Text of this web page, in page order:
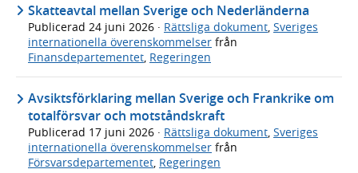
Skatteavtal mellan Sverige och Nederländerna
Publicerad 24 juni 2026 · Rättsliga dokument, Sveriges
internationella överenskommelser från
Finansdepartementet, Regeringen
Avsiktsförklaring mellan Sverige och Frankrike om
totalförsvar och motståndskraft
Publicerad 17 juni 2026 · Rättsliga dokument, Sveriges
internationella överenskommelser från
Försvarsdepartementet, Regeringen